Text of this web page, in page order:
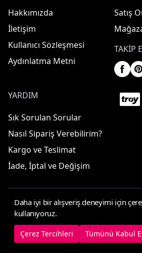
Hakkımızda
İletişim
Kullanıcı Sözleşmesi
Aydınlatma Metni
Satış
TAKIP
YARDIM
Sık Sorulan Sorular
Nasıl Sipariş Verebilirim?
Kargo ve Teslimat
İade, İptal ve Değişim
© 2025 ElbiseBul -
Çerez Tercihleri Çerez
Daha iyi bir alışveriş deneyimi için
kullanıyoruz.
Çerez Tercihleri Tümünü Kabul